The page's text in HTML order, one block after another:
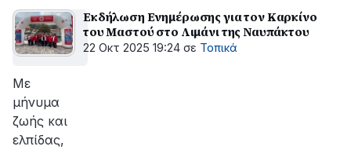
Εκδήλωση Ενημέρωσης για τον Καρκίνο
του Μαστού στο Λιμάνι της Ναυπάκτου
22 Οκτ 2025 19:24 σε Τοπικά
Με
μήνυμα
ζωής και
ελπίδας,